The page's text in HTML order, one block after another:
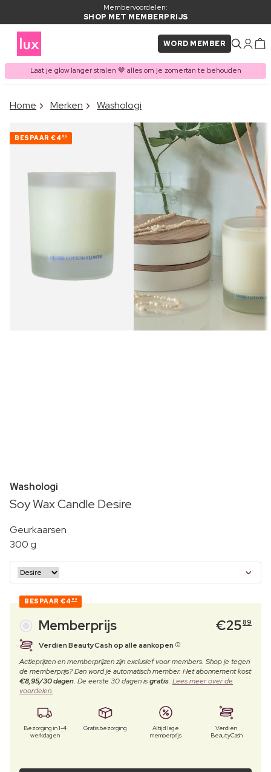
Membervoordelen:
SHOP MET MEMBERPRIJS
WORD MEMBER
Laat je glow langer stralen 🤎 alles om je zomertan te behouden
ITEM TOEGEVOEGD AAN
Vaak samen gekocht met
Home Merken Washologi
BESPAAR €4 60
Washologi
Soy Wax Candle Desire
Geurkaarsen
300 g
BESPAAR €4 60
Memberprijs €2589
Verdien BeautyCash op alle aankopen
Actieprijzen en memberprijzen zijn exclusief voor members. Shop je tegen
de memberprijs? Dan word je automatisch member. Het abonnement kost
€8,95/30 dagen. De eerste 30 dagen isgratis. Lees meer over de
voordelen.
Bezorging in 1-4
werkdagen
Gratis bezorging
Altijd lage
memberprijs
Verdien
BeautyCash